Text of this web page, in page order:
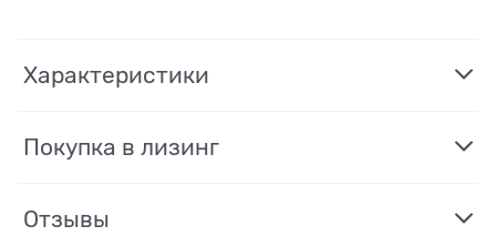
Характеристики
Покупка в лизинг
Отзывы